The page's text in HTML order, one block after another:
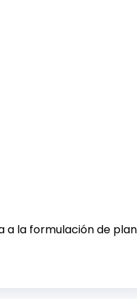
la formulación de